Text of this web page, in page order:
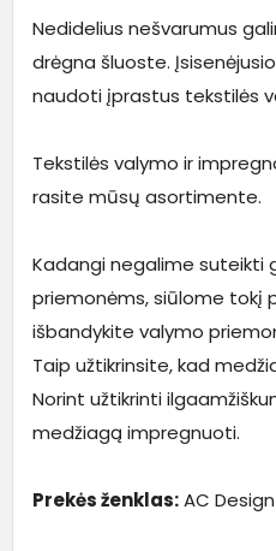
Nedidelius nešvarumus
drėgna šluoste.
naudoti įprastus tekstilės
Tekstilės valymo ir
rasite mūsų asortimente.
Kadangi negalime suteikti
priemonėms, siūlome tokį
išbandykite valymo
Taip užtikrinsite, kad
Norint užtikrinti
medžiagą impregnuoti.
Prekės ženklas:AC Design